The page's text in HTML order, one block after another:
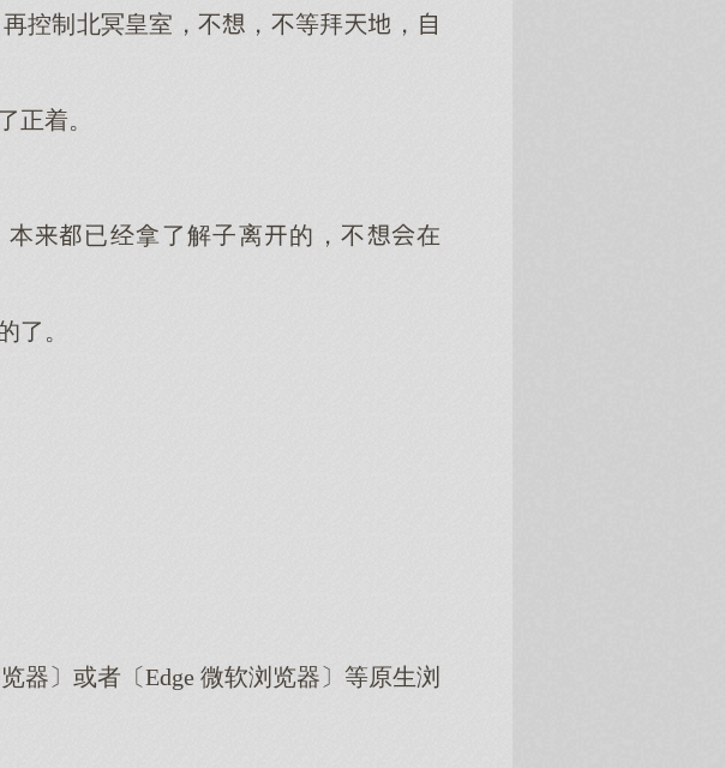
控制北冥皇室，不，不等拜，
着。
本已经拿了解子离的，不在
了。
器〕或者〔Edge 微软浏览器〕等原生浏